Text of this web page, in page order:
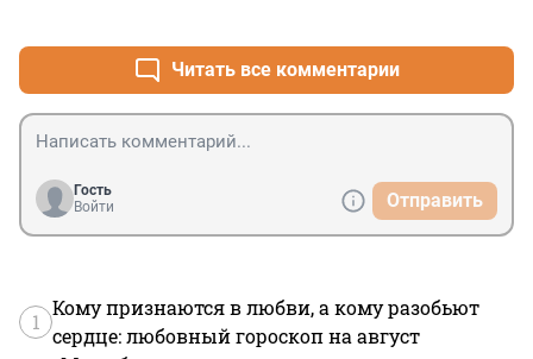
Читать все комментарии
Гость
Войти
Отправить
1
Кому признаются в любви, а кому разобьют
сердце: любовный гороскоп на август